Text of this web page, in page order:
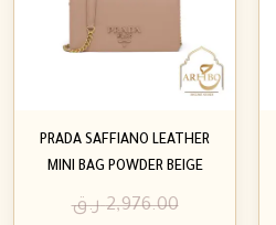
PRADA SAFFIANO LEATHER
MINI BAG POWDER BEIGE
2,976.00 ر.ق